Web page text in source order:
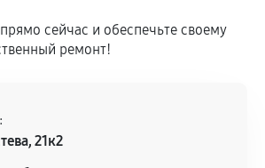
производителя или
сторонних деталей
сейчас и обеспечьте своему
ремонт!
21к2